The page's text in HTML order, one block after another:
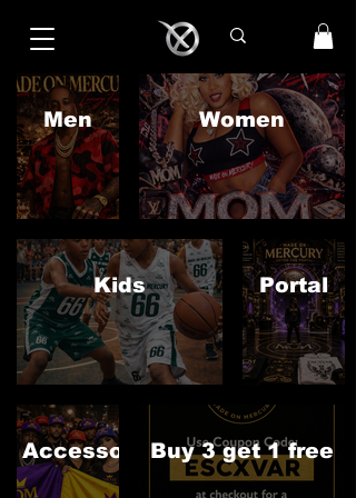
Men Women
Kids Portal
AccessoriesBuy 3 get 1 free